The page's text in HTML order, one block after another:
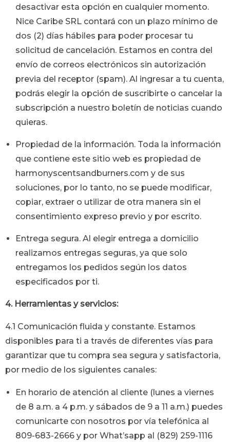
desactivar esta opción en cualquier momento.
Nice Caribe SRL contará con un plazo mínimo de
dos (2) días hábiles para poder procesar tu
solicitud de cancelación. Estamos en contra del
envío de correos electrónicos sin autorización
previa del receptor (spam). Al ingresar a tu cuenta,
podrás elegir la opción de suscribirte o cancelar la
subscripción a nuestro boletín de noticias cuando
quieras.
Propiedad de la información. Toda la información
que contiene este sitio web es propiedad de
harmonyscentsandburners.com y de sus
soluciones, por lo tanto, no se puede modificar,
copiar, extraer o utilizar de otra manera sin el
consentimiento expreso previo y por escrito.
Entrega segura. Al elegir entrega a domicilio
realizamos entregas seguras, ya que solo
entregamos los pedidos según los datos
especificados por ti.
4. Herramientas y servicios:
4.1 Comunicación fluida y constante. Estamos
disponibles para ti a través de diferentes vías para
garantizar que tu compra sea segura y satisfactoria,
por medio de los siguientes canales:
En horario de atención al cliente (lunes a viernes
de 8 a.m. a 4 p.m. y sábados de 9 a 11 a.m.) puedes
comunicarte con nosotros por vía telefónica al
809-683-2666 y por What’sapp al (829) 259-1116